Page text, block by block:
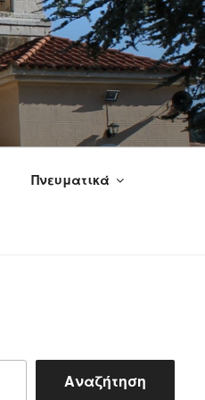
Πνευματικά
Αναζήτηση